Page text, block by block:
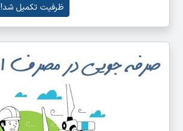
ظرفیت تکمیل شد!